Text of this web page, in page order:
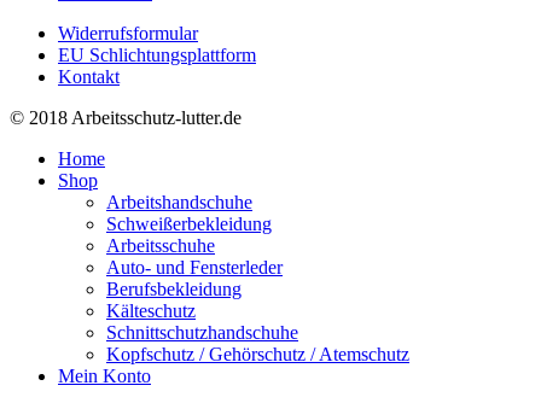
Widerrufsformular
EU Schlichtungsplattform
Kontakt
© 2018 Arbeitsschutz-lutter.de
Home
Shop
Arbeitshandschuhe
Schweißerbekleidung
Arbeitsschuhe
Auto- und Fensterleder
Berufsbekleidung
Kälteschutz
Schnittschutzhandschuhe
Kopfschutz / Gehörschutz / Atemschutz
Mein Konto